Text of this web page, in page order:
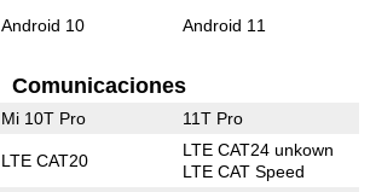
Android 10 Android 11
Comunicaciones
Mi 10T Pro 11T Pro
LTE CAT20
LTE CAT24 unkown
LTE CAT Speed